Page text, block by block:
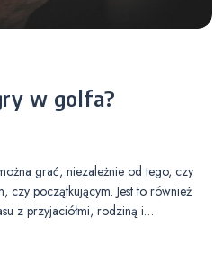
w golfa?
grać, niezależnie od tego, czy
czy początkującym. Jest to również
z przyjaciółmi, rodziną i…